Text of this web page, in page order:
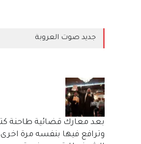
جديد صوت العروبة
بعد معارك قضائية طاحنة
وترافع فيها بنفسه مرة